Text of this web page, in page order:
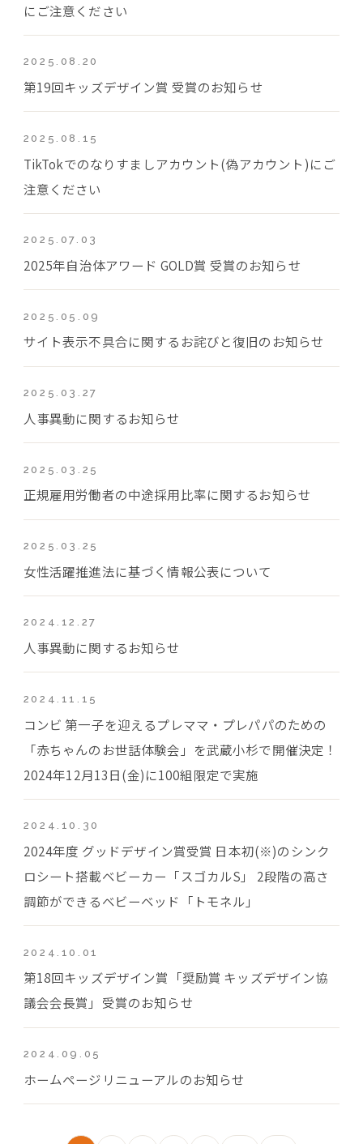
にご注意ください
2025.08.20
第19回キッズデザイン賞 受賞のお知らせ
2025.08.15
TikTokでのなりすましアカウント(偽アカウント)にご
注意ください
2025.07.03
2025年自治体アワード GOLD賞 受賞のお知らせ
2025.05.09
サイト表示不具合に関するお詫びと復旧のお知らせ
2025.03.27
人事異動に関するお知らせ
2025.03.25
正規雇用労働者の中途採用比率に関するお知らせ
2025.03.25
女性活躍推進法に基づく情報公表について
2024.12.27
人事異動に関するお知らせ
2024.11.15
コンビ 第一子を迎えるプレママ・プレパパのための
「赤ちゃんのお世話体験会」を武蔵小杉で開催決定！
2024年12月13日(金)に100組限定で実施
2024.10.30
2024年度 グッドデザイン賞受賞 日本初(※)のシンク
ロシート搭載ベビーカー「スゴカルS」 2段階の高さ
調節ができるベビーベッド「トモネル」
2024.10.01
第18回キッズデザイン賞「奨励賞 キッズデザイン協
議会会長賞」受賞のお知らせ
2024.09.05
ホームページリニューアルのお知らせ